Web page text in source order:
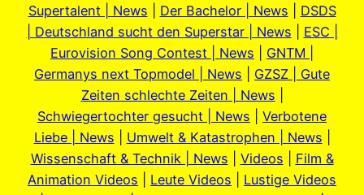
Supertalent | News
Der Bachelor | News
DSDS
| Deutschland sucht den Superstar | News
ESC |
Eurovision Song Contest | News
GNTM |
Germanys next Topmodel | News
GZSZ | Gute
Zeiten schlechte Zeiten | News
Schwiegertochter gesucht | News
Verbotene
Liebe | News
Umwelt & Katastrophen | News
Wissenschaft & Technik | News
Videos
Film &
Animation Videos
Leute Videos
Lustige Videos